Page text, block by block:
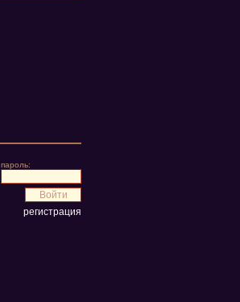
пароль:
регистрация